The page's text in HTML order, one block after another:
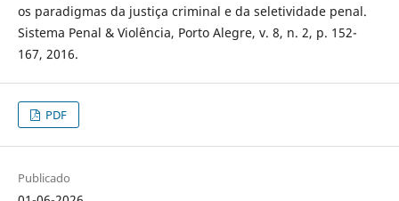
os paradigmas da justiça criminal e da seletividade penal.
Sistema Penal & Violência, Porto Alegre, v. 8, n. 2, p. 152-
167, 2016.
PDF
Publicado